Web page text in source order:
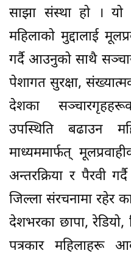
साझा संस्था हो । यो
महिलाको मुद्दालाई
गर्दै आउनुको साथै
पेशागत सुरक्षा,
देशका
उपस्थिति बढाउन
माध्यममार्फत्
अन्तरक्रिया र पैरवी
जिल्ला संरचनामा रहेर
देशभरका छापा, रेडियो,
पत्रकार महिलाहरू